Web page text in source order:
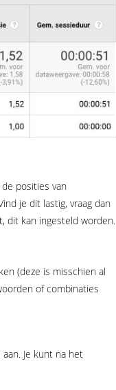
posities van
je dit lastig, vraag dan
dit kan ingesteld worden.
(deze is misschien al
of combinaties
Je kunt na het